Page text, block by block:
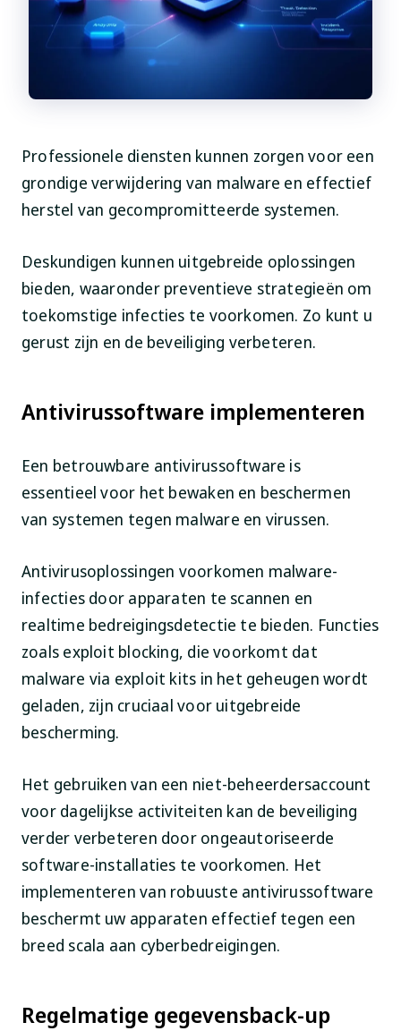
Professionele diensten kunnen zorgen voor een
grondige verwijdering van malware en effectief
herstel van gecompromitteerde systemen.
Deskundigen kunnen uitgebreide oplossingen
bieden, waaronder preventieve strategieën om
toekomstige infecties te voorkomen. Zo kunt u
gerust zijn en de beveiliging verbeteren.
Antivirussoftware implementeren
Een betrouwbare antivirussoftware is
essentieel voor het bewaken en beschermen
van systemen tegen malware en virussen.
Antivirusoplossingen voorkomen malware-
infecties door apparaten te scannen en
realtime bedreigingsdetectie te bieden. Functies
zoals exploit blocking, die voorkomt dat
malware via exploit kits in het geheugen wordt
geladen, zijn cruciaal voor uitgebreide
bescherming.
Het gebruiken van een niet-beheerdersaccount
voor dagelijkse activiteiten kan de beveiliging
verder verbeteren door ongeautoriseerde
software-installaties te voorkomen. Het
implementeren van robuuste antivirussoftware
beschermt uw apparaten effectief tegen een
breed scala aan cyberbedreigingen.
Regelmatige gegevensback-up